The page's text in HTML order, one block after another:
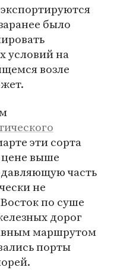
было
условий на
возле
эти сорта
выше
часть
не
по суше
дорог
маршрутом
порты